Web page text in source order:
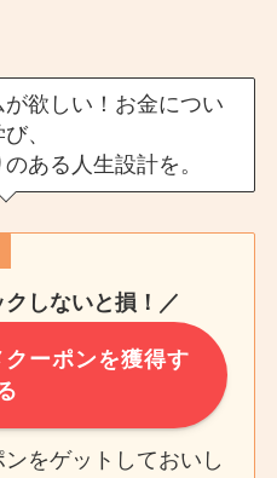
欲しい！お金につい
、
ある人生設計を。
しないと損！／
ーポンを獲得す
をゲットしておいし